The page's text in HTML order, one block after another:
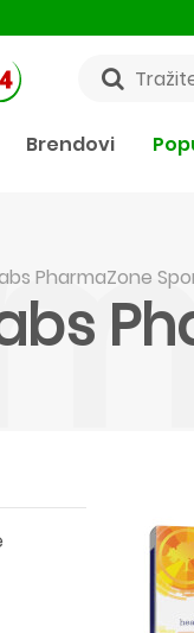
Brendovi
PharmaZone